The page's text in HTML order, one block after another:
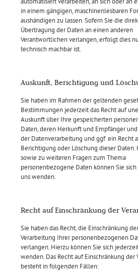
in einem gängigen, maschinenlesbaren
aushändigen zu lassen. Sofern Sie die
Übertragung der Daten an einen anderen
Verantwortlichen verlangen, erfolgt dies
technisch machbar ist.
Auskunft, Berichtigung und
Sie haben im Rahmen der geltenden
Bestimmungen jederzeit das Recht auf
Auskunft über Ihre gespeicherten
Daten, deren Herkunft und Empfänger
der Datenverarbeitung und ggf. ein Recht
Berichtigung oder Löschung dieser Daten.
sowie zu weiteren Fragen zum Thema
personenbezogene Daten können Sie
uns wenden.
Recht auf Einschränkung der
Sie haben das Recht, die Einschränkung der
Verarbeitung Ihrer personenbezogenen
verlangen. Hierzu können Sie sich
wenden. Das Recht auf Einschränkung der
besteht in folgenden Fällen: